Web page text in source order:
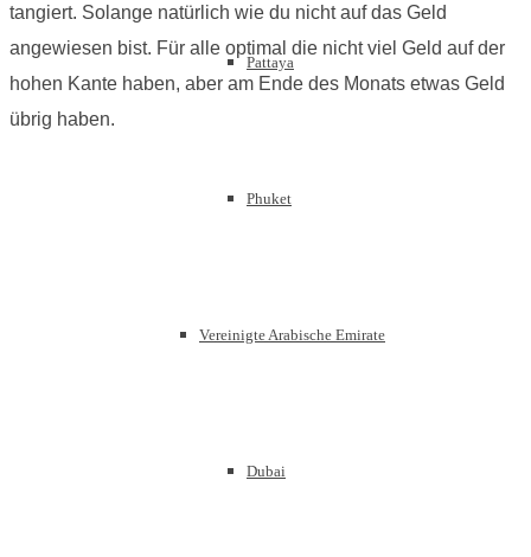
Pattaya
Phuket
Vereinigte Arabische Emirate
Dubai
tangiert. Solange natürlich wie du nicht auf das Geld
angewiesen bist. Für alle optimal die nicht viel Geld auf der
hohen Kante haben, aber am Ende des Monats etwas Geld
übrig haben.